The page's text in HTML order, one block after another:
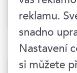
reklamu.
snadno
Nastavení
si můžete